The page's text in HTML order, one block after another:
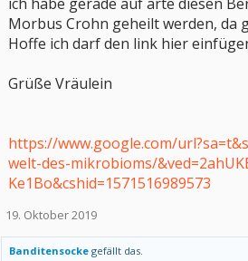
Morbus Crohn geheilt werden, da
Hoffe ich darf den link hier
Grüße Vräulein
https://www.google.com/
welt-des-mikrobioms/
Ke1Bo&cshid=1571516989573
19. Oktober 2019
Banditensocke gefällt das.